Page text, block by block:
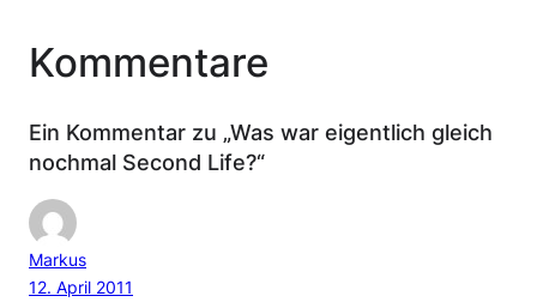
Kommentare
Ein Kommentar zu „Was war eigentlich gleich
nochmal Second Life?“
Markus
12. April 2011